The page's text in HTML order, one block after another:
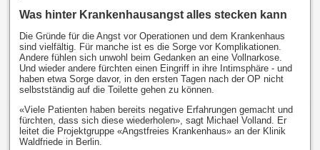
Was hinter Krankenhausangst alles stecken kann
Die Gründe für die Angst vor Operationen und dem Krankenhaus
sind vielfältig. Für manche ist es die Sorge vor Komplikationen.
Andere fühlen sich unwohl beim Gedanken an eine Vollnarkose.
Und wieder andere fürchten einen Eingriff in ihre Intimsphäre - und
haben etwa Sorge davor, in den ersten Tagen nach der OP nicht
selbstständig auf die Toilette gehen zu können.
«Viele Patienten haben bereits negative Erfahrungen gemacht und
fürchten, dass sich diese wiederholen», sagt Michael Volland. Er
leitet die Projektgruppe «Angstfreies Krankenhaus» an der Klinik
Waldfriede in Berlin.